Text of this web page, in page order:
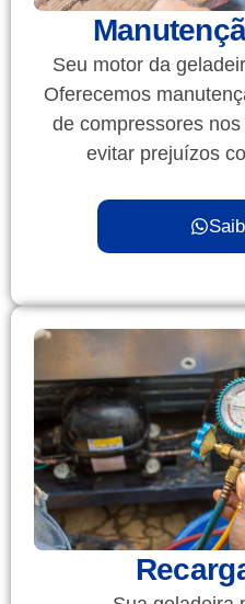
Seu motor da
Oferecemos
de compressores
evitar prejuízos